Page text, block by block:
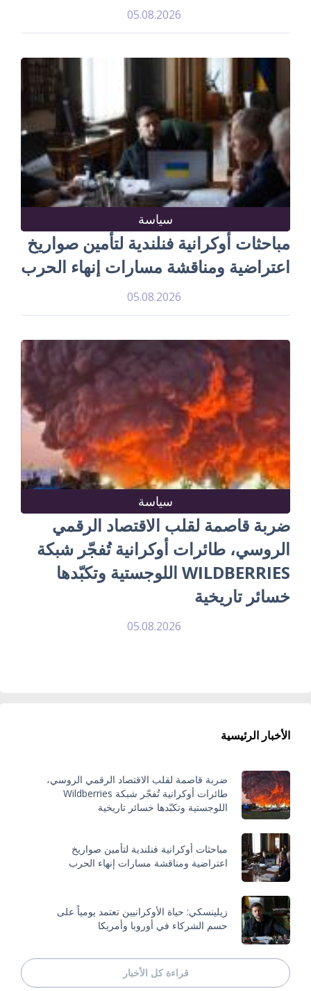
05.08.2026
سياسة
مباحثات أوكرانية فنلندية لتأمين صواريخ
اعتراضية ومناقشة مسارات إنهاء الحرب
05.08.2026
سياسة
ضربة قاصمة لقلب الاقتصاد الرقمي
الروسي، طائرات أوكرانية تُفجّر شبكة
WILDBERRIES اللوجستية وتكبّدها
خسائر تاريخية
05.08.2026
الأخبار الرئيسية
ضربة قاصمة لقلب الاقتصاد الرقمي الروسي،
طائرات أوكرانية تُفجّر شبكة Wildberries
اللوجستية وتكبّدها خسائر تاريخية
مباحثات أوكرانية فنلندية لتأمين صواريخ
اعتراضية ومناقشة مسارات إنهاء الحرب
زيلينسكي: حياة الأوكرانيين تعتمد يومياً على
حسم الشركاء في أوروبا وأمريكا
قراءة كل الأخبار